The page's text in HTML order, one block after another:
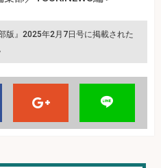
版』2025年2月7日号に掲載された